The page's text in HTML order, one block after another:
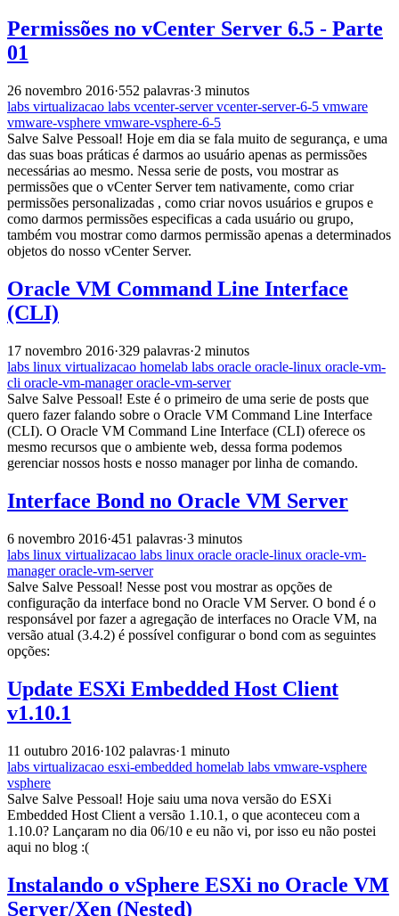
Permissões no vCenter Server 6.5 - Parte
01
26 novembro 2016·552 palavras·3 minutos
labs virtualizacao labs vcenter-servervcenter-server-6-5 vmware
vmware-vsphere vmware-vsphere-6-5
Salve Salve Pessoal! Hoje em dia se fala muito de segurança, e uma
das suas boas práticas é darmos ao usuário apenas as permissões
necessárias ao mesmo. Nessa serie de posts, vou mostrar as
permissões que o vCenter Server tem nativamente, como criar
permissões personalizadas , como criar novos usuários e grupos e
como darmos permissões especificas a cada usuário ou grupo,
também vou mostrar como darmos permissão apenas a determinados
objetos do nosso vCenter Server.
Oracle VM Command Line Interface
(CLI)
17 novembro 2016·329 palavras·2 minutos
labs linux virtualizacao homelab labs oracle oracle-linux oracle-vm-
cli oracle-vm-manageroracle-vm-server
Salve Salve Pessoal! Este é o primeiro de uma serie de posts que
quero fazer falando sobre o Oracle VM Command Line Interface
(CLI). O Oracle VM Command Line Interface (CLI) oferece os
mesmo recursos que o ambiente web, dessa forma podemos
gerenciar nossos hosts e nosso manager por linha de comando.
Interface Bond no Oracle VM Server
6 novembro 2016·451 palavras·3 minutos
labs linux virtualizacao labs linux oracle oracle-linux oracle-vm-
manageroracle-vm-server
Salve Salve Pessoal! Nesse post vou mostrar as opções de
configuração da interface bond no Oracle VM Server. O bond é o
responsável por fazer a agregação de interfaces no Oracle VM, na
versão atual (3.4.2) é possível configurar o bond com as seguintes
opções:
Update ESXi Embedded Host Client
v1.10.1
11 outubro 2016·102 palavras·1 minuto
labs virtualizacao esxi-embedded homelab labs vmware-vsphere
vsphere
Salve Salve Pessoal! Hoje saiu uma nova versão do ESXi
Embedded Host Client a versão 1.10.1, o que aconteceu com a
1.10.0? Lançaram no dia 06/10 e eu não vi, por isso eu não postei
aqui no blog :(
Instalando o vSphere ESXi no Oracle VM
Server/Xen (Nested)